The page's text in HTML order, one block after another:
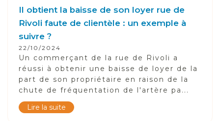
Il obtient la baisse de son loyer rue de
Rivoli faute de clientèle : un exemple à
suivre ?
22/10/2024
Un commerçant de la rue de Rivoli a
réussi à obtenir une baisse de loyer de la
part de son propriétaire en raison de la
chute de fréquentation de l'artère pa...
Lire la suite